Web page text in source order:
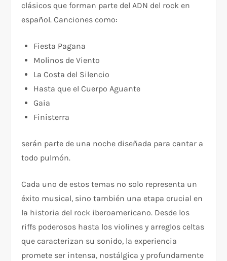
clásicos que forman parte del ADN del rock en
español. Canciones como:
Fiesta Pagana
Molinos de Viento
La Costa del Silencio
Hasta que el Cuerpo Aguante
Gaia
Finisterra
serán parte de una noche diseñada para cantar a
todo pulmón.
Cada uno de estos temas no solo representa un
éxito musical, sino también una etapa crucial en
la historia del rock iberoamericano. Desde los
riffs poderosos hasta los violines y arreglos celtas
que caracterizan su sonido, la experiencia
promete ser intensa, nostálgica y profundamente